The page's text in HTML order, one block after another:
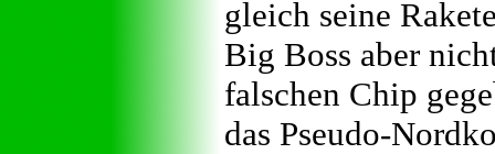
gleich seine
Big Boss aber
falschen Chip
das Pseudo-